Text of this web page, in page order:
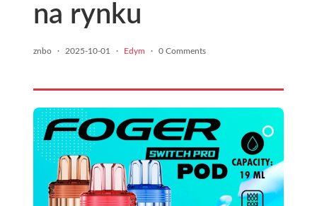
na rynku
znbo · 2025-10-01 · Edym · 0 Comments